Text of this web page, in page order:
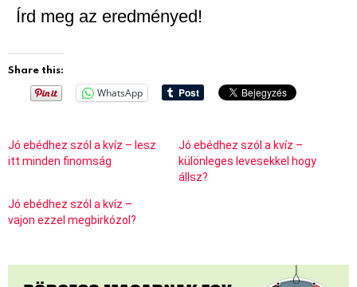
Írd meg az eredményed!
Share this:
WhatsApp
Jó ebédhez szól a kvíz – lesz
itt minden finomság
Jó ebédhez szól a kvíz –
különleges levesekkel hogy
állsz?
Jó ebédhez szól a kvíz –
vajon ezzel megbirkózol?